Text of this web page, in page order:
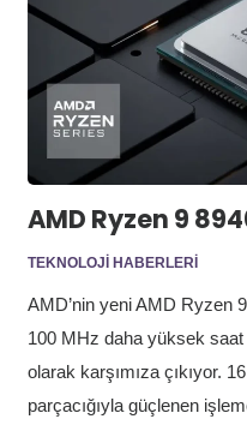
AMD Ryzen 9
TEKNOLOJI HABERLERI
AMD’nin yeni AMD Ryzen
100 MHz daha yüksek saat
olarak karşımıza çıkıyor.
parçacığıyla güçlenen